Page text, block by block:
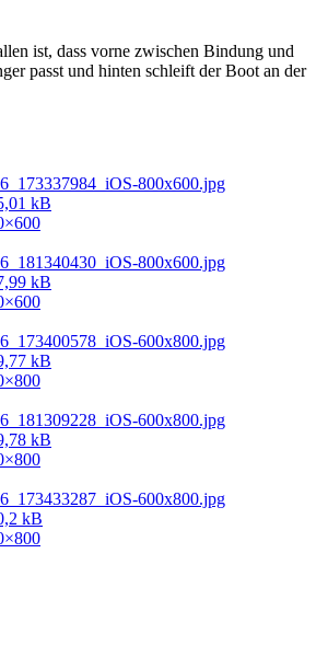
ist, dass vorne zwischen Bindung und
passt und hinten schleift der Boot an der
800x600.jpg
kB
800x600.jpg
kB
600x800.jpg
kB
600x800.jpg
kB
600x800.jpg
kB